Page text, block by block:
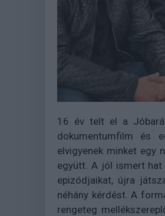
16 év telt el a
dokumentumfilm és
elvigyenek minket egy
együtt. A jól ismert hat
epizódjaikat, újra
néhány kérdést. A
rengeteg